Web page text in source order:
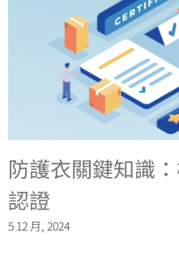
防護衣關鍵知識
認證
5 12 月, 2024